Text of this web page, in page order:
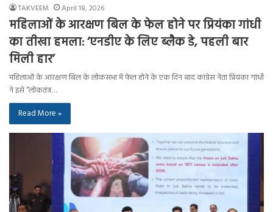
TAKVEEM April 18, 2026
महिलाओं के आरक्षण बिल के फेल होने पर प्रियंका गांधी
का तीखा हमला: ‘एनडीए के लिए ब्लैक डे, पहली बार
मिली हार’
महिलाओं के आरक्षण बिल के लोकसभा में फेल होने के एक दिन बाद कांग्रेस नेता प्रियंका गांधी
ने इसे “लोकतंत्र…
Read More »